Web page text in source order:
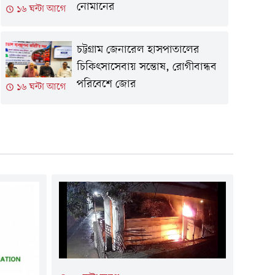
১৬ ঘন্টা আগে নোমানের
১৬ ঘন্টা আগে
চট্টগ্রাম জেনারেল হাসপাতালের
চিকিৎসাসেবায় সন্তোষ, রোগীবান্ধব
পরিবেশে জোর